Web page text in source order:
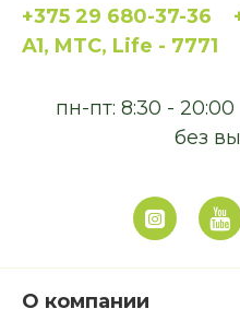
+375 29 680-37-36
A1, MTC, Life - 7771
пн-пт: 8:30 - 20:00
без
О компании